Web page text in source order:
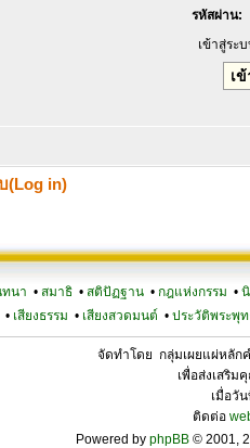
รหัสผ่าน:
เข้าสู่ระ
(Log in)
ทนา • สมาธิ • สติปัฏฐาน • กฎแห่งกรรม •
เสียงธรรม • เสียงสวดมนต์ • ประวัติพระพุท
จัดทำโดย กลุ่มเผยแผ่หลัก
เพื่อส่งเสริม
เมื่อวั
ติดต่อ
Powered by phpBB © 2001,